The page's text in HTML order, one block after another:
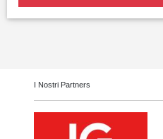
I Nostri Partners